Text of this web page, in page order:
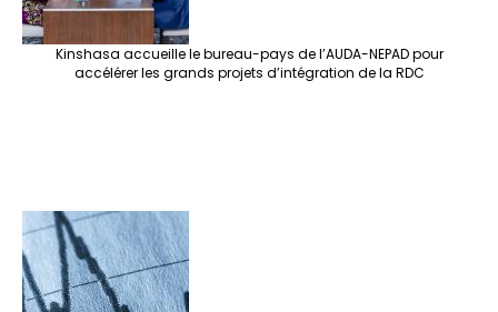
Kinshasa accueille le bureau-pays de l’AUDA-NEPAD pour
accélérer les grands projets d’intégration de la RDC